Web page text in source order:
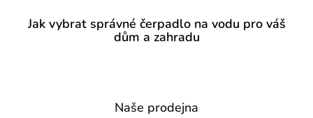
Jak vybrat správné čerpadlo na vodu pro váš
dům a zahradu
Naše prodejna